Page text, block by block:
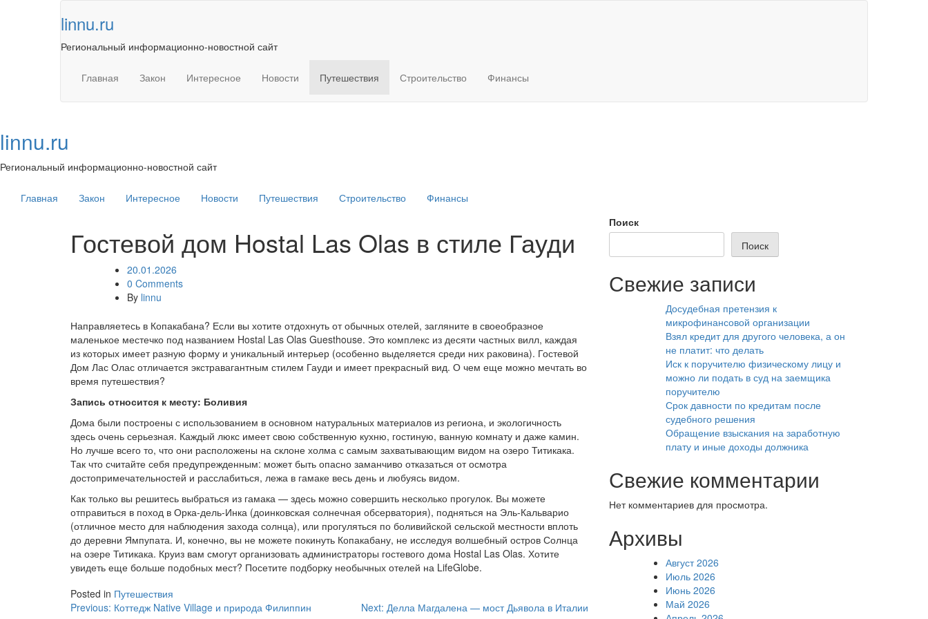
linnu.ru
Региональный информационно-новостной сайт
Главная Закон Интересное Новости Путешествия Строительство Финансы
linnu.ru
Региональный информационно-новостной сайт
Главная Закон Интересное Новости Путешествия Строительство Финансы
Гостевой дом Hostal Las Olas в стиле Гауди
20.01.2026
0 Comments
By linnu
Направляетесь в Копакабана? Если вы хотите отдохнуть от обычных отелей, загляните в своеобразное
маленькое местечко под названием Hostal Las Olas Guesthouse. Это комплекс из десяти частных вилл, каждая
из которых имеет разную форму и уникальный интерьер (особенно выделяется среди них раковина). Гостевой
Дом Лас Олас отличается экстравагантным стилем Гауди и имеет прекрасный вид. О чем еще можно мечтать во
время путешествия?
Запись относится к месту: Боливия
Дома были построены с использованием в основном натуральных материалов из региона, и экологичность
здесь очень серьезная. Каждый люкс имеет свою собственную кухню, гостиную, ванную комнату и даже камин.
Но лучше всего то, что они расположены на склоне холма с самым захватывающим видом на озеро Титикака.
Так что считайте себя предупрежденным: может быть опасно заманчиво отказаться от осмотра
достопримечательностей и расслабиться, лежа в гамаке весь день и любуясь видом.
Как только вы решитесь выбраться из гамака — здесь можно совершить несколько прогулок. Вы можете
отправиться в поход в Орка-дель-Инка (доинковская солнечная обсерватория), подняться на Эль-Кальварио
(отличное место для наблюдения захода солнца), или прогуляться по боливийской сельской местности вплоть
до деревни Ямпупата. И, конечно, вы не можете покинуть Копакабану, не исследуя волшебный остров Солнца
на озере Титикака. Круиз вам смогут организовать администраторы гостевого дома Hostal Las Olas. Хотите
увидеть еще больше подобных мест? Посетите подборку необычных отелей на LifeGlobe.
Posted in Путешествия
Навигация
Previous: Коттедж Native Village и природа Филиппин Next: Делла Магдалена — мост Дьявола в Италии
Поиск
Поиск
Свежие записи
Досудебная претензия к
микрофинансовой организации
Взял кредит для другого человека, а он
не платит: что делать
Иск к поручителю физическому лицу и
можно ли подать в суд на заемщика
поручителю
Срок давности по кредитам после
судебного решения
Обращение взыскания на заработную
плату и иные доходы должника
Свежие комментарии
Нет комментариев для просмотра.
Архивы
Август 2026
Июль 2026
Июнь 2026
Май 2026